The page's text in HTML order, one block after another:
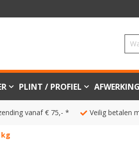
PLINT / PROFIEL AFWERKING
vanaf € 75,- * Veilig betalen
kg